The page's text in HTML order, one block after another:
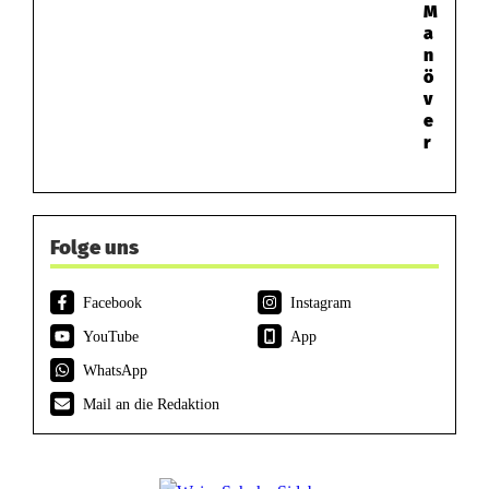
M
a
n
ö
v
e
r
Folge uns
Facebook
Instagram
YouTube
App
WhatsApp
Mail an die Redaktion